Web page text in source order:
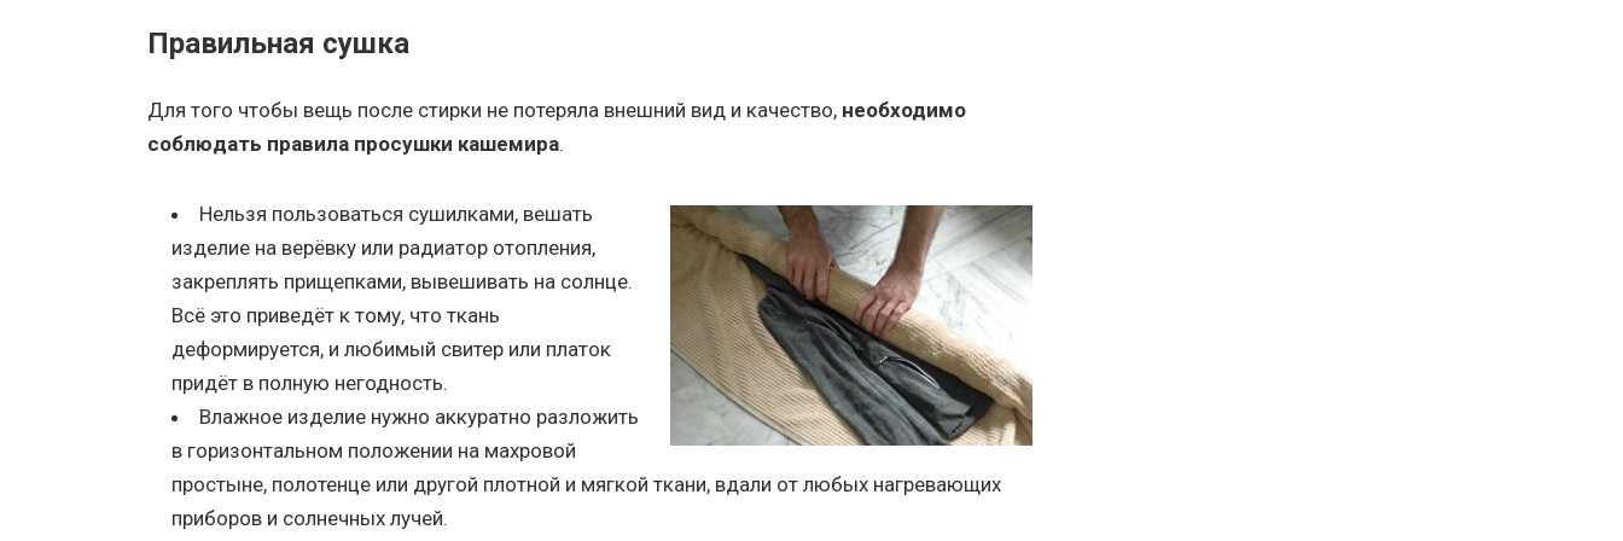
Правильная сушка
Для того чтобы вещь после стирки не потеряла внешний вид и качество, необходимо
соблюдать правила просушки кашемира.
Нельзя пользоваться сушилками, вешать
изделие на верёвку или радиатор отопления,
закреплять прищепками, вывешивать на солнце.
Всё это приведёт к тому, что ткань
деформируется, и любимый свитер или платок
придёт в полную негодность.
Влажное изделие нужно аккуратно разложить
в горизонтальном положении на махровой
простыне, полотенце или другой плотной и мягкой ткани, вдали от любых нагревающих
приборов и солнечных лучей.